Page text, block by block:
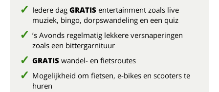
Iedere dag GRATIS entertainment zoals live
muziek, bingo, dorpswandeling en een quiz
’s Avonds regelmatig lekkere versnaperingen
zoals een bittergarnituur
GRATIS wandel- en fietsroutes
Mogelijkheid om fietsen, e-bikes en scooters te
huren